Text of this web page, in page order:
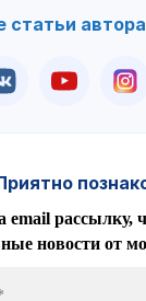
статьи
email рассылку,
новости от